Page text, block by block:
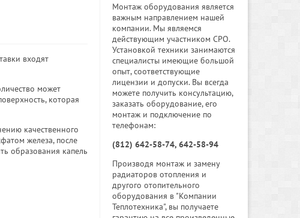
входят
может
которая
качественного
железа, после
образования капель
Монтаж оборудования является
важным направлением нашей
компании. Мы являемся
действующим участником СРО.
Установкой техники занимаются
специалисты имеющие большой
опыт, соответствующие
лицензии и допуски. Вы всегда
можете получить консультацию,
заказать оборудование, его
монтаж и подключение по
телефонам:
(812) 642-58-74, 642-58-94
Производя монтаж и замену
радиаторов отопления и
другого отопительного
оборудования в "Компании
Теплотехника", вы получаете